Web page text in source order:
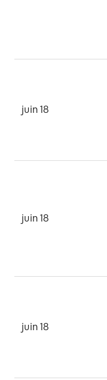
juin 18
juin 18
juin 18